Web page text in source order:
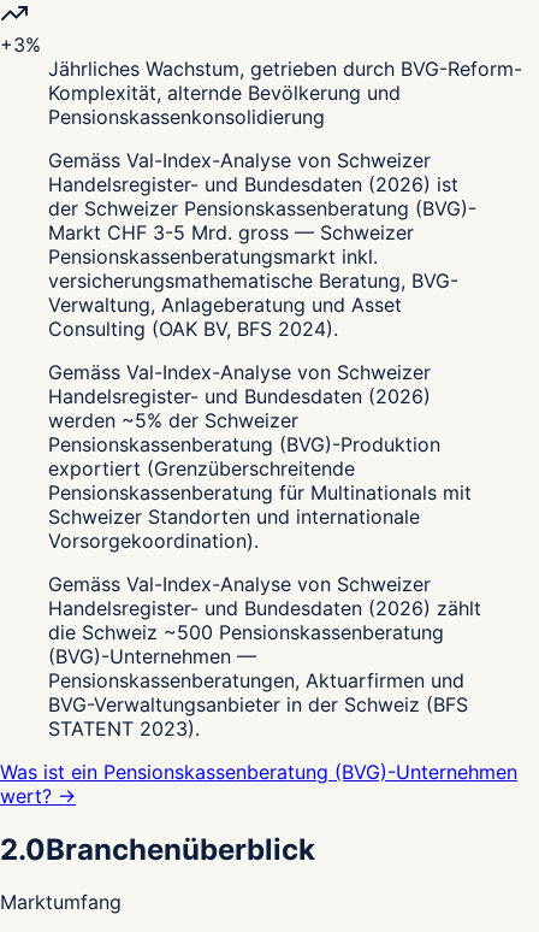
+3%
Jährliches Wachstum, getrieben durch BVG-Reform-
Komplexität, alternde Bevölkerung und
Pensionskassenkonsolidierung
Gemäss Val-Index-Analyse von Schweizer
Handelsregister- und Bundesdaten (2026) ist
der Schweizer Pensionskassenberatung (BVG)-
Markt CHF 3-5 Mrd. gross — Schweizer
Pensionskassenberatungsmarkt inkl.
versicherungsmathematische Beratung, BVG-
Verwaltung, Anlageberatung und Asset
Consulting (OAK BV, BFS 2024).
Gemäss Val-Index-Analyse von Schweizer
Handelsregister- und Bundesdaten (2026)
werden ~5% der Schweizer
Pensionskassenberatung (BVG)-Produktion
exportiert (Grenzüberschreitende
Pensionskassenberatung für Multinationals mit
Schweizer Standorten und internationale
Vorsorgekoordination).
Gemäss Val-Index-Analyse von Schweizer
Handelsregister- und Bundesdaten (2026) zählt
die Schweiz ~500 Pensionskassenberatung
(BVG)-Unternehmen —
Pensionskassenberatungen, Aktuarfirmen und
BVG-Verwaltungsanbieter in der Schweiz (BFS
STATENT 2023).
Was ist ein Pensionskassenberatung (BVG)-Unternehmen
wert? →
2.0Branchenüberblick
Marktumfang